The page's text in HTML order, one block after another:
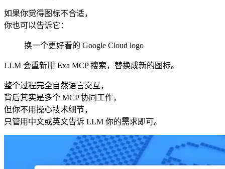
如果你觉得图标不合适，
你也可以告诉它：
换一个更好看的 Google Cloud logo
LLM 会重新用 Exa MCP 搜索，替换成新的图标。
整个过程完全自然语言交互，
背后其实是多个 MCP 协同工作，
但你不用操心技术细节，
只管用中文或英文告诉 LLM 你的需求即可。